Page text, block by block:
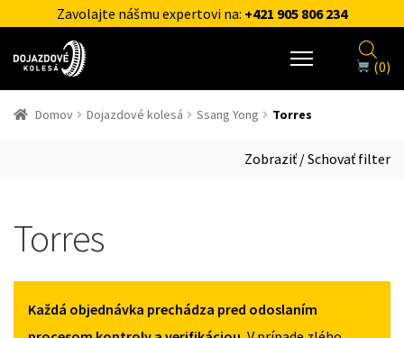
Zavolajte nášmu expertovi na: +421 905 806 234
(0)
Domov Dojazdové kolesá Ssang Yong Torres
Zobraziť / Schovať filter
Torres
Každá objednávka prechádza pred odoslaním